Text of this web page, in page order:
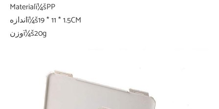
Materialï¼šPP
اندازهï¼š19 * 11 * 1.5CM
وزنï¼š20g